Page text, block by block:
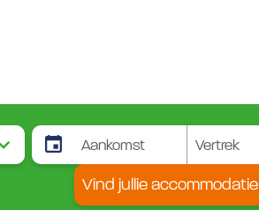
Vind jullie accommodatie